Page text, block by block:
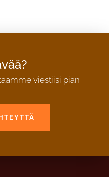
viestiisi pian